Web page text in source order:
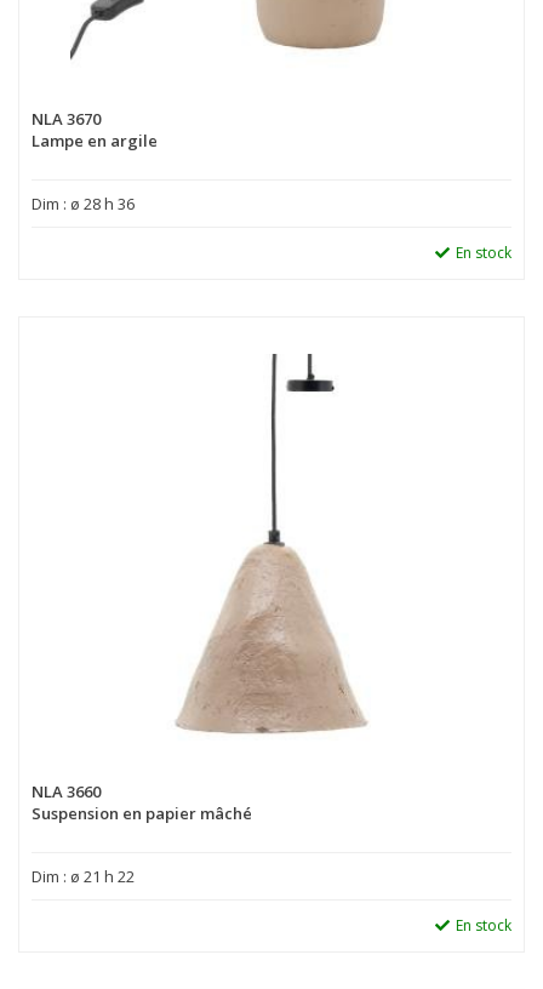
NLA 3670
Lampe en argile
Dim : ø 28 h 36
En stock
NLA 3660
Suspension en papier mâché
Dim : ø 21 h 22
En stock